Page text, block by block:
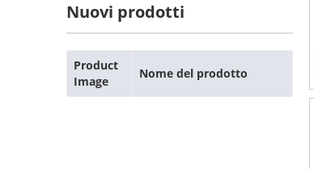
Nuovi prodotti
Product
Image
Nome del prodotto